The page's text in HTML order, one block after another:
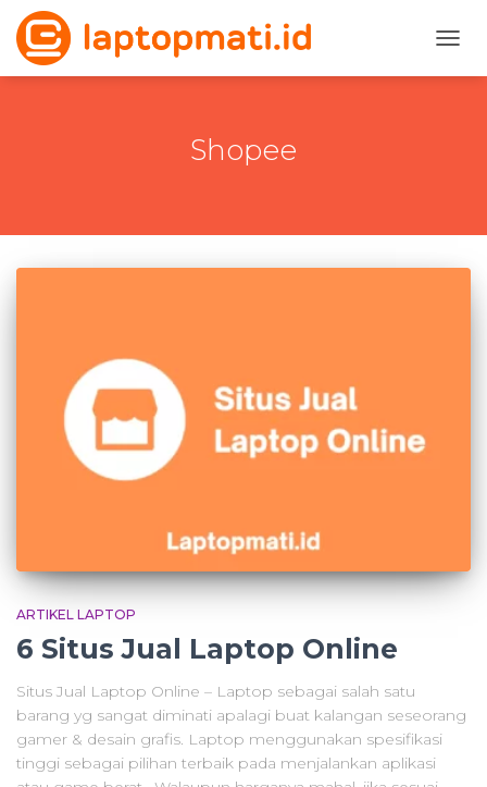
Shopee
ARTIKEL LAPTOP
6 Situs Jual Laptop Online
Situs Jual Laptop Online – Laptop sebagai salah satu
barang yg sangat diminati apalagi buat kalangan seseorang
gamer & desain grafis. Laptop menggunakan spesifikasi
tinggi sebagai pilihan terbaik pada menjalankan aplikasi